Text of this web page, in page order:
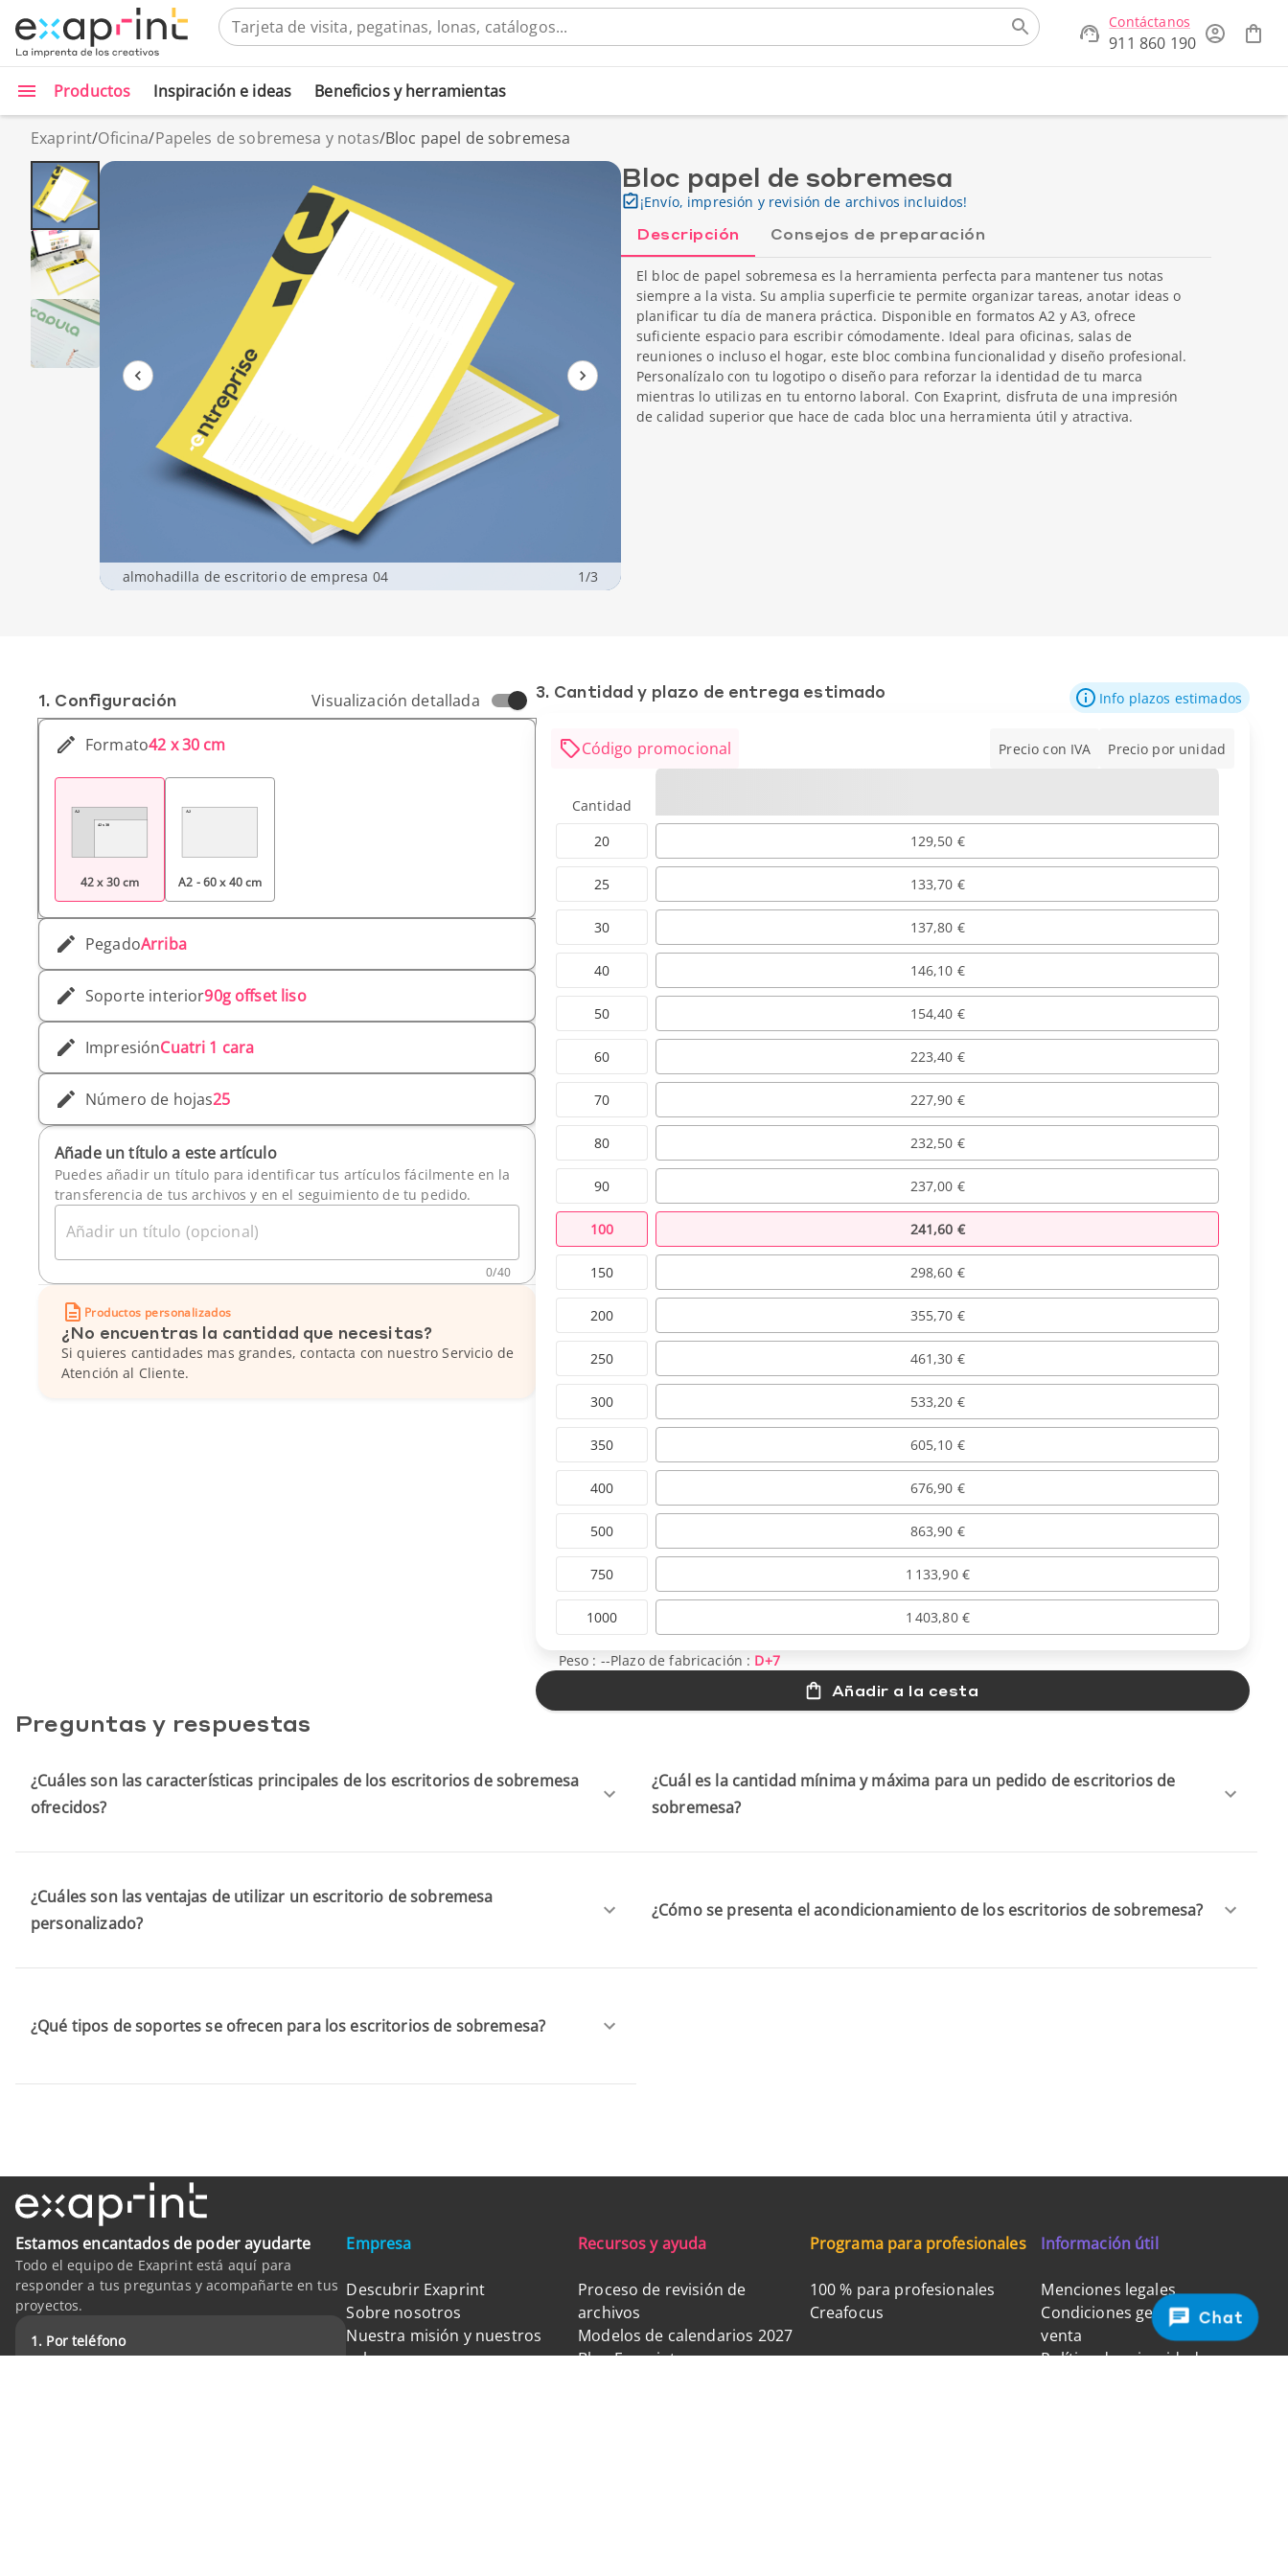
Contáctanos
911 860 190
Productos Inspiración e ideas Beneficios y herramientas
Exaprint/Oficina/Papeles de sobremesa y notas/Bloc papel de sobremesa
almohadilla de escritorio de empresa 04 1/3
Bloc papel de sobremesa
¡Envío, impresión y revisión de archivos incluidos!
Descripción Consejos de preparación
El bloc de papel sobremesa es la herramienta perfecta para mantener tus notas
siempre a la vista. Su amplia superficie te permite organizar tareas, anotar ideas o
planificar tu día de manera práctica. Disponible en formatos A2 y A3, ofrece
suficiente espacio para escribir cómodamente. Ideal para oficinas, salas de
reuniones o incluso el hogar, este bloc combina funcionalidad y diseño profesional.
Personalízalo con tu logotipo o diseño para reforzar la identidad de tu marca
mientras lo utilizas en tu entorno laboral. Con Exaprint, disfruta de una impresión
de calidad superior que hace de cada bloc una herramienta útil y atractiva.
1. Conf­iguración Visualización detallada
Formato42 x 30 cm
42 x 30 cm A2 - 60 x 40 cm
PegadoArriba
Soporte interior90g offset liso
ImpresiónCuatri 1 cara
Número de hojas25
Añade un título a este artículo
Puedes añadir un título para identificar tus artículos fácilmente en la
transferencia de tus archivos y en el seguimiento de tu pedido.
Añadir un título (opcional)
0/40
Productos personalizados
¿No encuentras la cantidad que necesitas?
Si quieres cantidades mas grandes, contacta con nuestro Servicio de
Atención al Cliente.
3. Cantidad y plazo de entrega estimado Info plazos estimados
Código promocional Precio con IVA Precio por unidad
Cantidad
20
25
30
40
50
60
70
80
90
100
150
200
250
300
350
400
500
750
1000
129,50 €
133,70 €
137,80 €
146,10 €
154,40 €
223,40 €
227,90 €
232,50 €
237,00 €
241,60 €
298,60 €
355,70 €
461,30 €
533,20 €
605,10 €
676,90 €
863,90 €
1 133,90 €
1 403,80 €
Peso : --Plazo de fabricación : D+7
Añadir a la cesta
Preguntas y respuestas
¿Cuáles son las características principales de los escritorios de sobremesa
ofrecidos?
¿Cuáles son las ventajas de utilizar un escritorio de sobremesa
personalizado?
¿Qué tipos de soportes se ofrecen para los escritorios de sobremesa?
¿Cuál es la cantidad mínima y máxima para un pedido de escritorios de
sobremesa?
¿Cómo se presenta el acondicionamiento de los escritorios de sobremesa?
Chat
Estamos encantados de poder ayudarte
Todo el equipo de Exaprint está aquí para
responder a tus preguntas y acompañarte en tus
proyectos.
1. Por teléfono
De lunes a viernes de 9h a 19h
Empresa
Descubrir Exaprint
Sobre nosotros
Nuestra misión y nuestros
valores
Recursos y ayuda
Proceso de revisión de
archivos
Modelos de calendarios 2027
Blog Exaprint
Programa para profesionales
100 % para profesionales
Creafocus
Información útil
Menciones legales
Condiciones generales de
venta
Política de privacidad